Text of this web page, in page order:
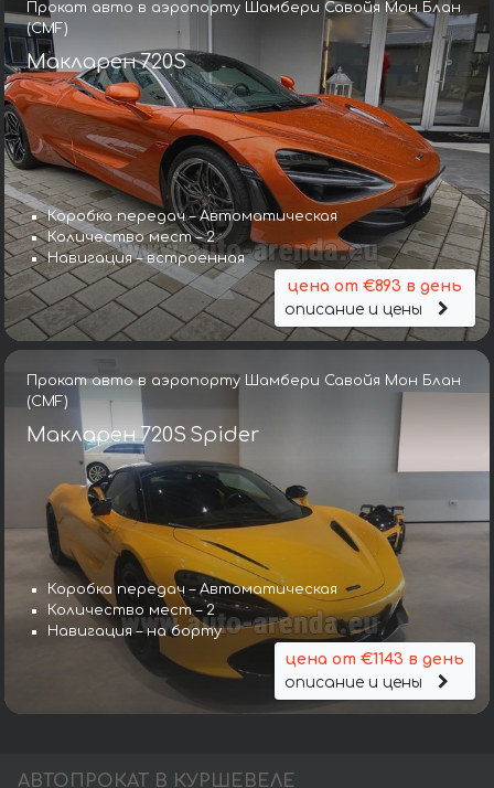
Прокат авто в аэропорту Шамбери Савойя Мон Блан
(CMF)
Макларен 720S
Коробка передач – Автоматическая
Количество мест – 2
Навигация – встроенная
цена от €893 в день
описание и цены
Прокат авто в аэропорту Шамбери Савойя Мон Блан
(CMF)
Макларен 720S Spider
Коробка передач – Автоматическая
Количество мест – 2
Навигация – на борту
цена от €1143 в день
описание и цены
АВТОПРОКАТ В КУРШЕВЕЛЕ